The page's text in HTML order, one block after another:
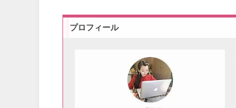
プロフィール